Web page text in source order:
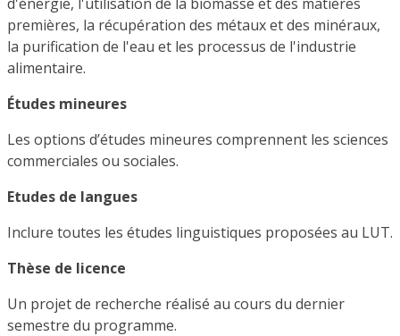
premières, la récupération des métaux et des minéraux,
la purification de l'eau et les processus de l'industrie
alimentaire.
Études mineures
Les options d’études mineures comprennent les sciences
commerciales ou sociales.
Etudes de langues
Inclure toutes les études linguistiques proposées au LUT.
Thèse de licence
Un projet de recherche réalisé au cours du dernier
semestre du programme.